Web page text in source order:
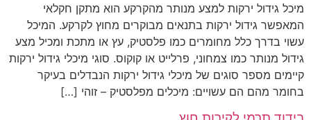
מיכל גידול ירקות למצע מנותר מהקרקע הוא מתקן חקלאי
המאפשר גידול ירקות בתנאים מבוקרים מחוץ לקרקע. המיכל
עשוי בדרך כלל מחומרים כמו פלסטיק, עץ או מתכת ומכיל מצע
גידול מנותר כמו צמחוני, פרלייט או קוקוס. סוגי מיכלי גידול ירקות
קיימים מספר סוגים של מיכלי גידול ירקות הנבדלים בעיקר
בחומר מהם הם עשויים: מיכלים מפלסטיק – זוהי […]